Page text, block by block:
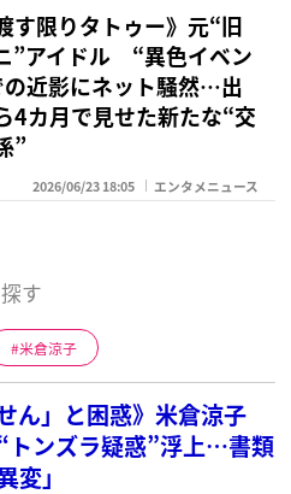
す限りタトゥー》元“旧
”アイドル “異色イベン
の近影にネット騒然…出
4カ月で見せた新たな“交
”
2026/06/23 18:05 エンタメニュース
す
米倉涼子
ん」と困惑》米倉涼子
トンズラ疑惑”浮上…書類
変」